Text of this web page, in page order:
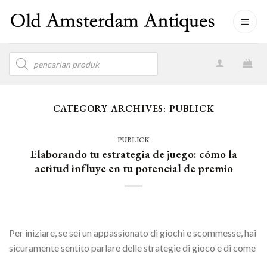
Products
search
CATEGORY ARCHIVES: PUBLICK
PUBLICK
Elaborando tu estrategia de juego: cómo la
actitud influye en tu potencial de premio
Per iniziare, se sei un appassionato di giochi e scommesse, hai
sicuramente sentito parlare delle strategie di gioco e di come